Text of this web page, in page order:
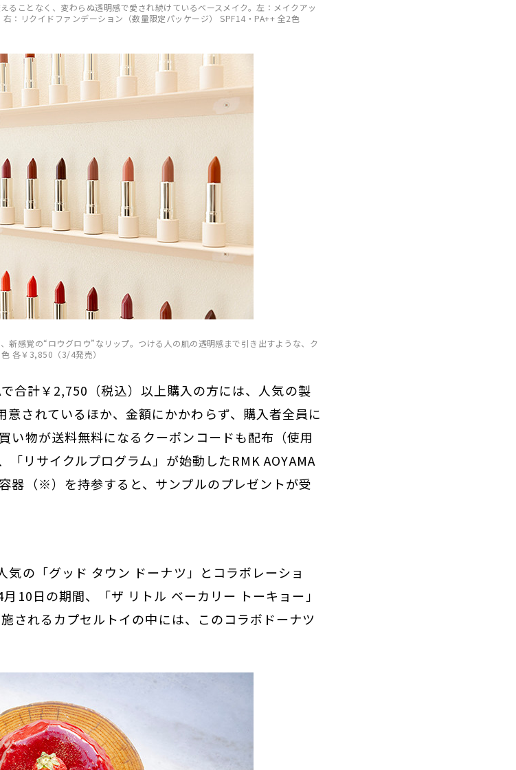
ることなく、変わらぬ透明感で愛され続けているベースメイク。左：メイクアッ
リクイドファンデーション（数量限定パッケージ） SPF14・PA++ 全2色
新感覚の“ロウグロウ”なリップ。つける人の肌の透明感まで引き出すような、ク
各￥3,850（3/4発売）
合計￥2,750（税込）以上購入の方には、人気の製
されているほか、金額にかかわらず、購入者全員に
い物が送料無料になるクーポンコードも配布（使用
リサイクルプログラム」が始動したRMK AOYAMA
器（※）を持参すると、サンプルのプレゼントが受
気の「グッド タウン ドーナツ」とコラボレーショ
10日の期間、「ザ リトル ベーカリー トーキョー」
されるカプセルトイの中には、このコラボドーナツ